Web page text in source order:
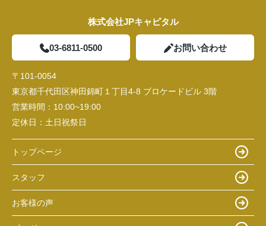
株式会社JPキャピタル
03-6811-0500 お問い合わせ
〒101-0054
東京都千代田区神田錦町１丁目4-8 ブロケードビル 3階
営業時間： 10:00~19:00
定休日： 土日祝祭日
トップページ
スタッフ
お客様の声